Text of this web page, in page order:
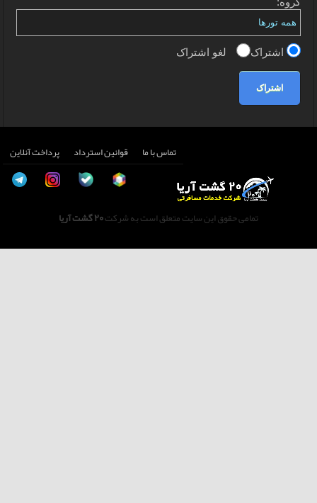
اشتراک لغو اشتراک
اشتراک
تماس با ما قوانین استرداد پرداخت آنلاین
تمامی حقوق این سایت متعلق است به شرکت20 گشت آریا